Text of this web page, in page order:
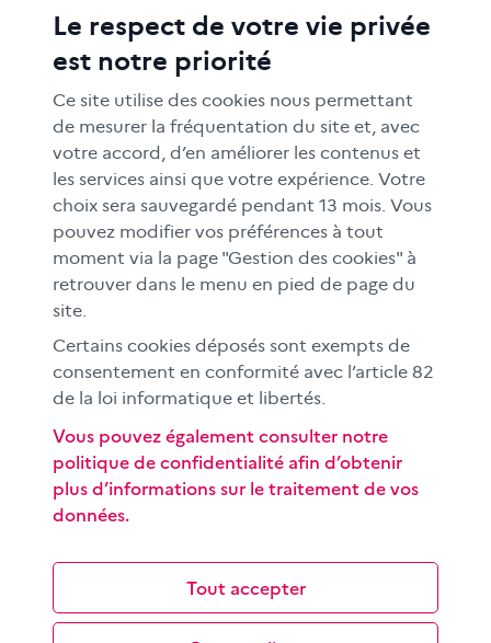
ACTIONS ÉDUCATIVES
FORMATION
RESSOURCES
MÉDIAS SCOLAIRES
FAMILLES
Le CLEMI
En académies
À l'international
CLEMI sup
Espace presse
Si vous souhaitez vous abonner gratuitement à la lettre
d'information mensuelle du CLEMI, cliquezici →
Le respect de votre vie privée
est notre priorité
Ce site utilise des cookies nous permettant
de mesurer la fréquentation du site et, avec
votre accord, d’en améliorer les contenus et
les services ainsi que votre expérience. Votre
choix sera sauvegardé pendant 13 mois. Vous
pouvez modifier vos préférences à tout
moment via la page "Gestion des cookies" à
retrouver dans le menu en pied de page du
site.
Certains cookies déposés sont exempts de
consentement en conformité avec l’article 82
de la loi informatique et libertés.
Tout accepter
Vous pouvez également consulter notre
politique de confidentialité afin d’obtenir
plus d’informations sur le traitement de vos
données.